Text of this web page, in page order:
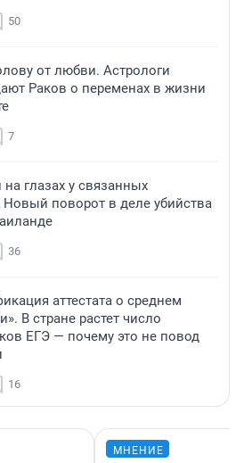
50
от любви. Астрологи
Раков о переменах в жизни
7
глазах у связанных
Новый поворот в деле убийства
36
аттестата о среднем
В стране растет число
ЕГЭ — почему это не повод
16
МНЕНИЕ